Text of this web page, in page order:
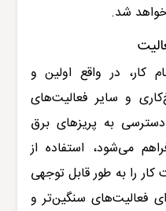
شد.
کار، در واقع اولین و
و سایر فعالیت‌های
به پریزهای برق
می‌شود، استفاده از
را به طور قابل توجهی
فعالیت‌های سنگین‌تر و